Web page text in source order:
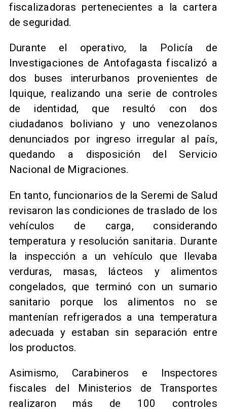
fiscalizadoras pertenecientes a la cartera
de seguridad.
Durante el operativo, la Policía de
Investigaciones de Antofagasta fiscalizó a
dos buses interurbanos provenientes de
Iquique, realizando una serie de controles
de identidad, que resultó con dos
ciudadanos boliviano y uno venezolanos
denunciados por ingreso irregular al país,
quedando a disposición del Servicio
Nacional de Migraciones.
En tanto, funcionarios de la Seremi de Salud
revisaron las condiciones de traslado de los
vehículos de carga, considerando
temperatura y resolución sanitaria. Durante
la inspección a un vehículo que llevaba
verduras, masas, lácteos y alimentos
congelados, que terminó con un sumario
sanitario porque los alimentos no se
mantenían refrigerados a una temperatura
adecuada y estaban sin separación entre
los productos.
Asimismo, Carabineros e Inspectores
fiscales del Ministerios de Transportes
realizaron más de 100 controles